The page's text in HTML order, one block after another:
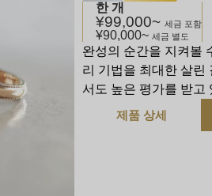
한 개
¥99,000~ 세금 포함
¥90,000~ 세금 별도
완성의 순간을 지켜볼
리 기법을 최대한 살린
서도 높은 평가를 받고
제품 상세